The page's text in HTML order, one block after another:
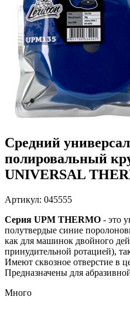
Средний
полировальный
UNIVERSAL
Артикул: 045555
Серия UPM THERMO - это
полутвердые синие
как для машинок двойного
принудительной ротацией),
Имеют сквозное отверстие в
Предназначены для
Много